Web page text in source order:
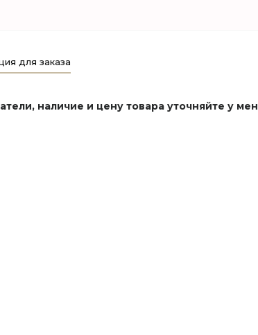
для заказа
наличие и цену товара уточняйте у